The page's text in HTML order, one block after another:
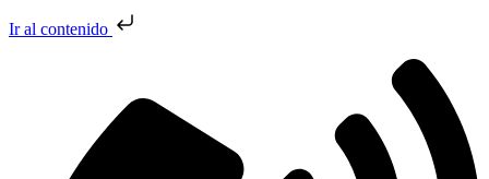
Ir al contenido